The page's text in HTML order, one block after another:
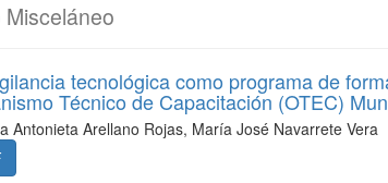
Misceláneo
tecnológica como programa de
Técnico de Capacitación (OTEC)
Antonieta Arellano Rojas, María José Navarrete Vera